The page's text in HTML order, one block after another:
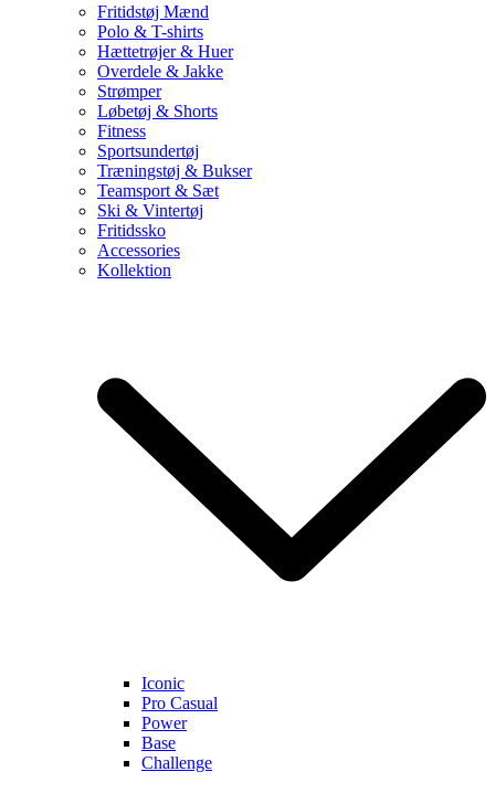
Fritidstøj Mænd
Polo & T-shirts
Hættetrøjer & Huer
Overdele & Jakke
Strømper
Løbetøj & Shorts
Fitness
Sportsundertøj
Træningstøj & Bukser
Teamsport & Sæt
Ski & Vintertøj
Fritidssko
Accessories
Kollektion
Iconic
Pro Casual
Power
Base
Challenge